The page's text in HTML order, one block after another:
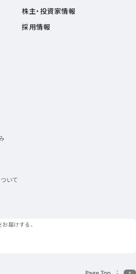
株主・投資家情報
採用情報
いて
届けする、
で開く
ウで開く
ンドウで開く